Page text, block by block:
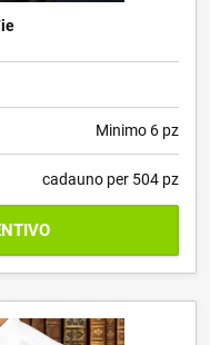
Minimo 6 pz
cadauno per 504 pz